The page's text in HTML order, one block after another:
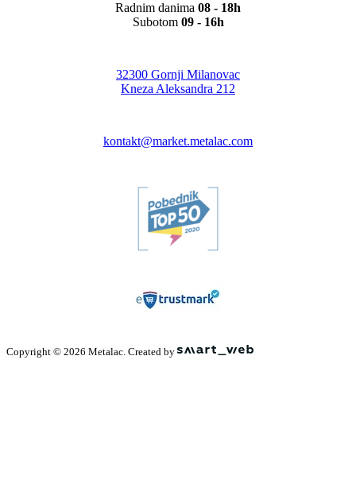
Radnim danima 08 - 18h
Subotom 09 - 16h
32300 Gornji Milanovac
Kneza Aleksandra 212
kontakt@market.metalac.com
Copyright © 2026 Metalac. Created by